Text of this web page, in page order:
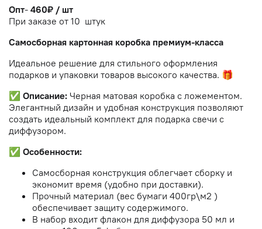
Опт- 460₽ / шт
При заказе от 10 штук
Самосборная картонная коробка премиум-класса
Идеальное решение для стильного оформления
подарков и упаковки товаров высокого качества. 🎁
✅ Описание: Черная матовая коробка с ложементом.
Элегантный дизайн и удобная конструкция позволяют
создать идеальный комплект для подарка свечи с
диффузором.
✅ Особенности:
Самосборная конструкция облегчает сборку и
экономит время (удобно при доставки).
Прочный материал (вес бумаги 400гр\м2 )
обеспечивает защиту содержимого.
В набор входит флакон для диффузора 50 мл и